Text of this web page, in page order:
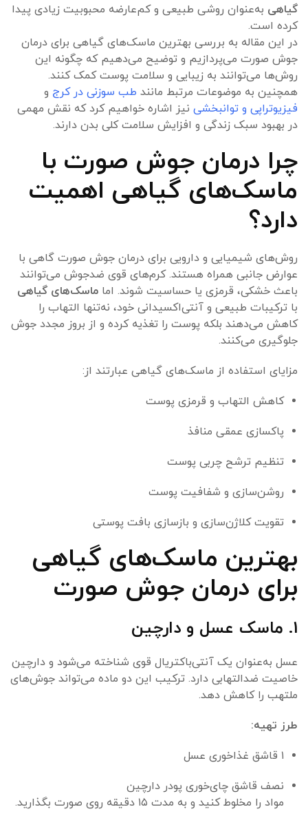
گیاهی به‌عنوان روشی طبیعی و کم‌عارضه محبوبیت زیادی پیدا
کرده است.
در این مقاله به بررسی بهترین ماسک‌های گیاهی برای درمان
جوش صورت می‌پردازیم و توضیح می‌دهیم که چگونه این
روش‌ها می‌توانند به زیبایی و سلامت پوست کمک کنند.
همچنین به موضوعات مرتبط مانند طب سوزنی در کرج و
فیزیوتراپی و توانبخشی نیز اشاره خواهیم کرد که نقش مهمی
در بهبود سبک زندگی و افزایش سلامت کلی بدن دارند.
چرا درمان جوش صورت با
ماسک‌های گیاهی اهمیت
دارد؟
روش‌های شیمیایی و دارویی برای درمان جوش صورت گاهی با
عوارض جانبی همراه هستند. کرم‌های قوی ضدجوش می‌توانند
باعث خشکی، قرمزی یا حساسیت شوند. اما ماسک‌های گیاهی
با ترکیبات طبیعی و آنتی‌اکسیدانی خود، نه‌تنها التهاب را
کاهش می‌دهند بلکه پوست را تغذیه کرده و از بروز مجدد جوش
جلوگیری می‌کنند.
مزایای استفاده از ماسک‌های گیاهی عبارتند از:
کاهش التهاب و قرمزی پوست
پاکسازی عمقی منافذ
تنظیم ترشح چربی پوست
روشن‌سازی و شفافیت پوست
تقویت کلاژن‌سازی و بازسازی بافت پوستی
بهترین ماسک‌های گیاهی
برای درمان جوش صورت
1. ماسک عسل و دارچین
عسل به‌عنوان یک آنتی‌باکتریال قوی شناخته می‌شود و دارچین
خاصیت ضدالتهابی دارد. ترکیب این دو ماده می‌تواند جوش‌های
ملتهب را کاهش دهد.
طرز تهیه:
۱ قاشق غذاخوری عسل
نصف قاشق چای‌خوری پودر دارچین
مواد را مخلوط کنید و به مدت ۱۵ دقیقه روی صورت بگذارید.